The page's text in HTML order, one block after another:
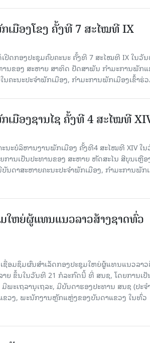
ມືອງໂຂງ ຄັ້ງທີ 7 ສະໄໝທີ IX
ປີດກອງປະຊຸມຄົບຄະນະ ຄັ້ງທີ 7 ສະໄໝທີ IX ໃນ​ວັ
ນຂອງ ສະຫາຍ ສາທິດ ປັດສາພັນ ກຳມະການພັກ
ຄະນະປະຈຳພັກເມືອງ, ກຳມະການພັກເມືອງເຂົ້າຮ່
ມືອງຊານ​ໄຊ ຄັ້ງທີ 4 ສະໄໝທີ
ະນະບໍລິຫານງານພັກເມືອງ ຄັ້ງທີ4 ສະໄໝທີ XIV ໃ
ານເປັນປະທານຂອງ ສະຫາຍ ຫັດສະໄນ ສີບຸນເຫຼືອ
ນດາສະຫາຍຄະນະປະຈຳພັກເມືອງ, ກຳມະການພັກ
ໃຫຍ່ຜູ້ແທນແນວລາວສ້າງຊາດທົ່ວ
ຊື່ອມຊຶມຜົນສໍາເລັດກອງປະຊຸມໃຫຍ່ຜູ້ແທນແນວລາວ
ຍ ຂຶ້ນໃນວັນທີ 21 ກໍລະກົດນີ້ ທີ່ ສນຊ, ໂດຍການເປັ
ະເຖລານຸເຖລະ, ມີບັນດາຮອງປະທານ ສນຊ (ປະຈ
ຂວງ, ພະນັກງານຫຼັກແຫຼ່ງຂອງບັນດາແຂວງ ໃນທົ່ວ